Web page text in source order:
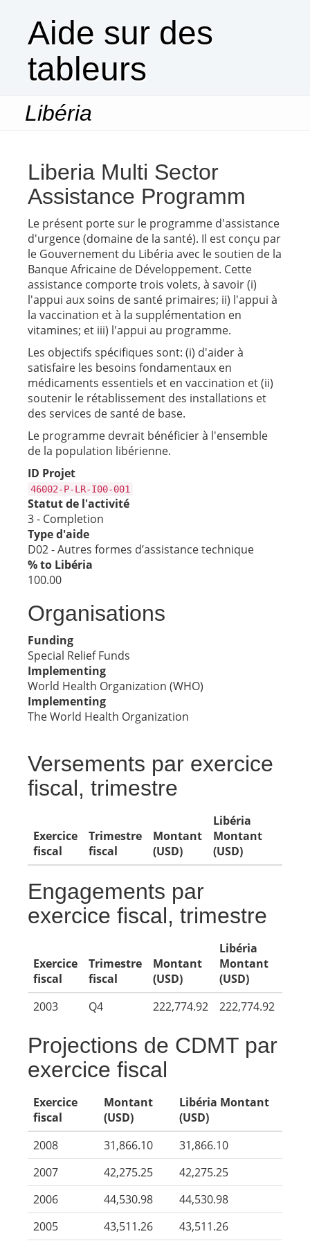
Aide sur des
tableurs
Libéria
Liberia Multi Sector
Assistance Programm
Le présent porte sur le programme d'assistance
d'urgence (domaine de la santé). Il est conçu par
le Gouvernement du Libéria avec le soutien de la
Banque Africaine de Développement. Cette
assistance comporte trois volets, à savoir (i)
l'appui aux soins de santé primaires; ii) l'appui à
la vaccination et à la supplémentation en
vitamines; et iii) l'appui au programme.
Les objectifs spécifiques sont: (i) d'aider à
satisfaire les besoins fondamentaux en
médicaments essentiels et en vaccination et (ii)
soutenir le rétablissement des installations et
des services de santé de base.
Le programme devrait bénéficier à l'ensemble
de la population libérienne.
ID Projet
46002-P-LR-I00-001
Statut de l'activité
3 - Completion
Type d'aide
D02 - Autres formes d’assistance technique
% to Libéria
100.00
Organisations
Funding
Special Relief Funds
Implementing
World Health Organization (WHO)
Implementing
The World Health Organization
Versements par exercice
fiscal, trimestre
Exercice
fiscal
Trimestre
fiscal
Montant
(USD)
Libéria
Montant
(USD)
Engagements par
exercice fiscal, trimestre
Exercice
fiscal
Trimestre
fiscal
Montant
(USD)
Libéria
Montant
(USD)
2003
Q4 222,774.92 222,774.92
Projections de CDMT par
exercice fiscal
Exercice
fiscal
Montant
(USD)
Libéria Montant
(USD)
2008
31,866.10
31,866.10
2007
42,275.25
42,275.25
2006
44,530.98
44,530.98
2005
43,511.26 43,511.26